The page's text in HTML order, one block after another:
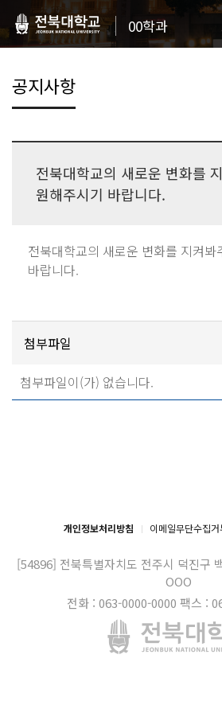
00학과
공지사항
전북대학교의 새로운 변화를
원해주시기 바랍니다.
전북대학교의 새로운 변화를 지켜봐
바랍니다.
첨부파일
첨부파일이(가) 없습니다.
개인정보처리방침 이메일무단수집거
[54896] 전북특별자치도 전주시 덕진구
OOO
전화 : 063-0000-0000 팩스 :